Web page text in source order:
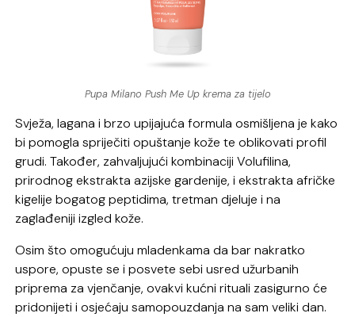
Pupa Milano Push Me Up krema za tijelo
Svježa, lagana i brzo upijajuća formula osmišljena je kako
bi pomogla spriječiti opuštanje kože te oblikovati profil
grudi. Također, zahvaljujući kombinaciji Volufilina,
prirodnog ekstrakta azijske gardenije, i ekstrakta afričke
kigelije bogatog peptidima, tretman djeluje i na
zaglađeniji izgled kože.
Osim što omogućuju mladenkama da bar nakratko
uspore, opuste se i posvete sebi usred užurbanih
priprema za vjenčanje, ovakvi kućni rituali zasigurno će
pridonijeti i osjećaju samopouzdanja na sam veliki dan.